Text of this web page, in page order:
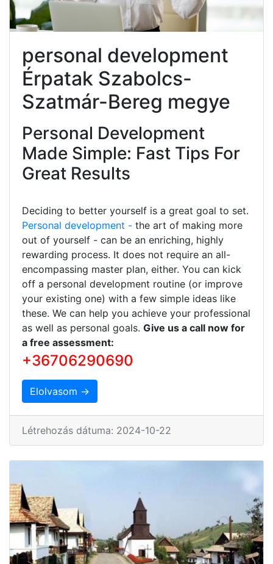
personal development
Érpatak Szabolcs-
Szatmár-Bereg megye
Personal Development
Made Simple: Fast Tips For
Great Results
Deciding to better yourself is a great goal to set.
Personal development - the art of making more
out of yourself - can be an enriching, highly
rewarding process. It does not require an all-
encompassing master plan, either. You can kick
off a personal development routine (or improve
your existing one) with a few simple ideas like
these. We can help you achieve your professional
as well as personal goals. Give us a call now for
a free assessment:
+36706290690
Elolvasom →
Létrehozás dátuma: 2024-10-22